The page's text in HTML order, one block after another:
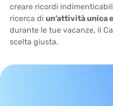
creare ricordi
ricerca di un’attività unica
durante le tue vacanze, il
scelta giusta.